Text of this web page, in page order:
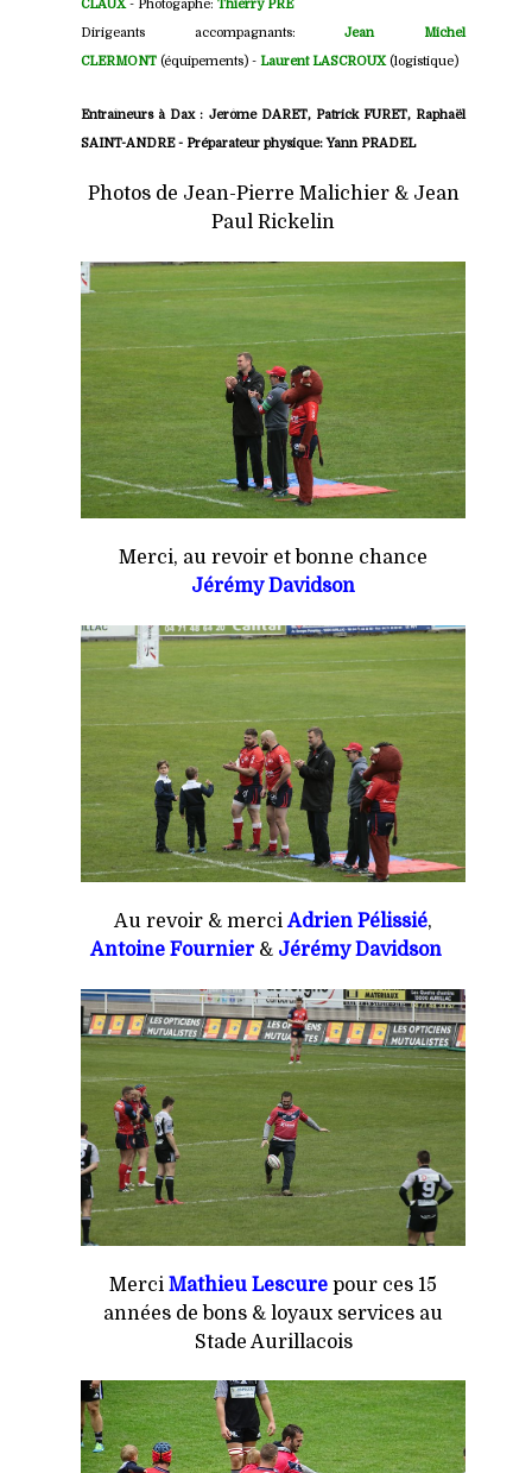
CLAUX- Photogaphe: Thierry PRE
Dirigeants accompagnants: Jean Michel
CLERMONT (équipements) - Laurent LASCROUX(logistique)
Entraîneurs à Dax : Jerôme DARET, Patrick FURET, Raphaël
SAINT-ANDRE - Préparateur physique: Yann PRADEL
Photos de Jean-Pierre Malichier & Jean
Paul Rickelin
Merci, au revoir et bonne chance
Jérémy Davidson
Au revoir & merciAdrien Pélissié,
Antoine Fournier & Jérémy Davidson
Merci Mathieu Lescure pour ces 15
années de bons & loyaux services au
Stade Aurillacois